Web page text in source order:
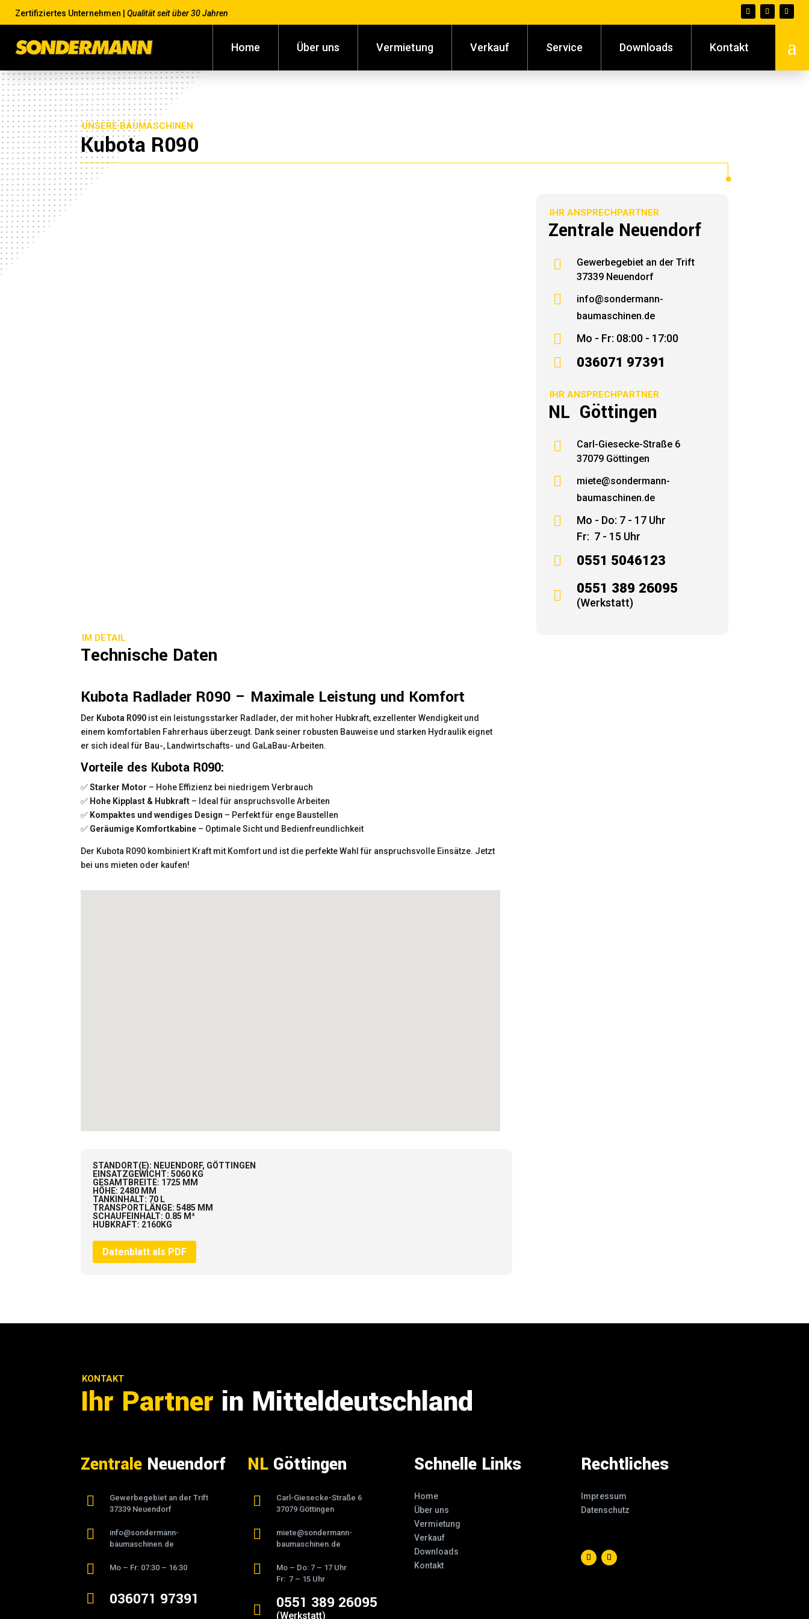
Zertifiziertes Unternehmen | Qualität seit über 30 Jahren
Home Über uns Vermietung Verkauf Service Downloads Kontakt a
UNSERE BAUMASCHINEN
Kubota R090
IM DETAIL
Technische Daten
Kubota Radlader R090 – Maximale Leistung und Komfort
Der Kubota R090 ist ein leistungsstarker Radlader, der mit hoher Hubkraft, exzellenter Wendigkeit und
einem komfortablen Fahrerhaus überzeugt. Dank seiner robusten Bauweise und starken Hydraulik eignet
er sich ideal für Bau-, Landwirtschafts- und GaLaBau-Arbeiten.
Vorteile des Kubota R090:
✅Starker Motor – Hohe Effizienz bei niedrigem Verbrauch
✅ Hohe Kipplast & Hubkraft – Ideal für anspruchsvolle Arbeiten
✅ Kompaktes und wendiges Design – Perfekt für enge Baustellen
✅ Geräumige Komfortkabine – Optimale Sicht und Bedienfreundlichkeit
Der Kubota R090 kombiniert Kraft mit Komfort und ist die perfekte Wahl für anspruchsvolle Einsätze. Jetzt
bei uns mieten oder kaufen!
IHR ANSPRECHPARTNER
Zentrale Neuendorf

Gewerbegebiet an der Trift
37339 Neuendorf

info@sondermann-
baumaschinen.de
 Mo - Fr: 08:00 - 17:00
 036071 97391
IHR ANSPRECHPARTNER
NL Göttingen

Carl-Giesecke-Straße 6
37079 Göttingen

miete@sondermann-
baumaschinen.de

Mo - Do: 7 - 17 Uhr
Fr: 7 - 15 Uhr
 0551 5046123
 0551 389 26095
(Werkstatt)
STANDORT(E): NEUENDORF, GÖTTINGEN
EINSATZGEWICHT:5060 KG
GESAMTBREITE: 1725 MM
HÖHE: 2480 MM
TANKINHALT: 70 L
TRANSPORTLÄNGE:5485 MM
SCHAUFEINHALT: 0.85 M³
HUBKRAFT: 2160KG
Datenblatt als PDF
KONTAKT
Ihr Partner in Mitteldeutschland
Zentrale Neuendorf

Gewerbegebiet an der Trift
37339 Neuendorf

info@sondermann-
baumaschinen.de
 Mo – Fr: 07:30 – 16:30
 036071 97391
NL Göttingen

Carl-Giesecke-Straße 6
37079 Göttingen

miete@sondermann-
baumaschinen.de

Mo – Do: 7 – 17 Uhr
Fr: 7 – 15 Uhr
 0551 389 26095
(Werkstatt)
Schnelle Links
Home
Über uns
Vermietung
Verkauf
Downloads
Kontakt
Rechtliches
Impressum
Datenschutz